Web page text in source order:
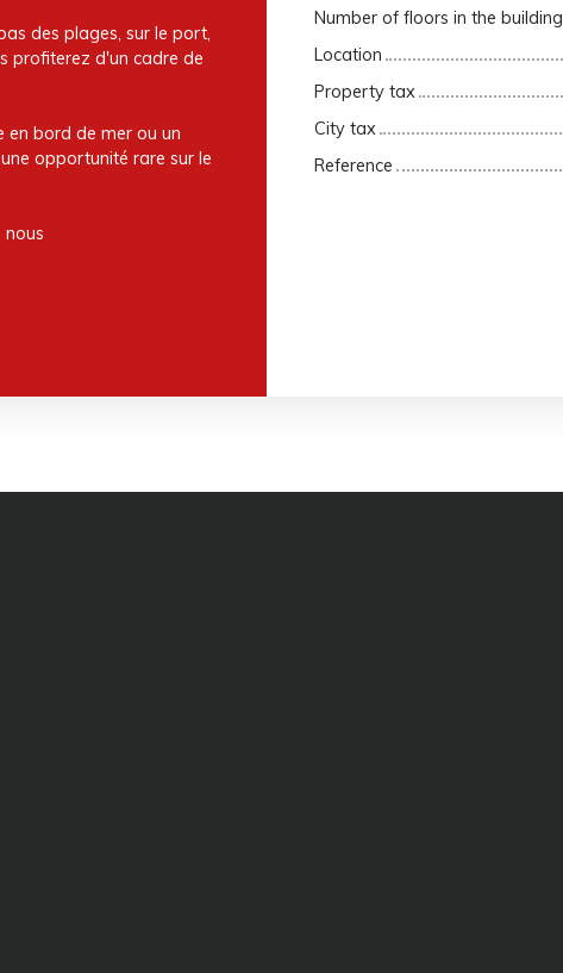
des plages, sur le port,
profiterez d'un cadre de
en bord de mer ou un
opportunité rare sur le
nous
Number of floors in the building
Location
Property tax
City tax
Reference